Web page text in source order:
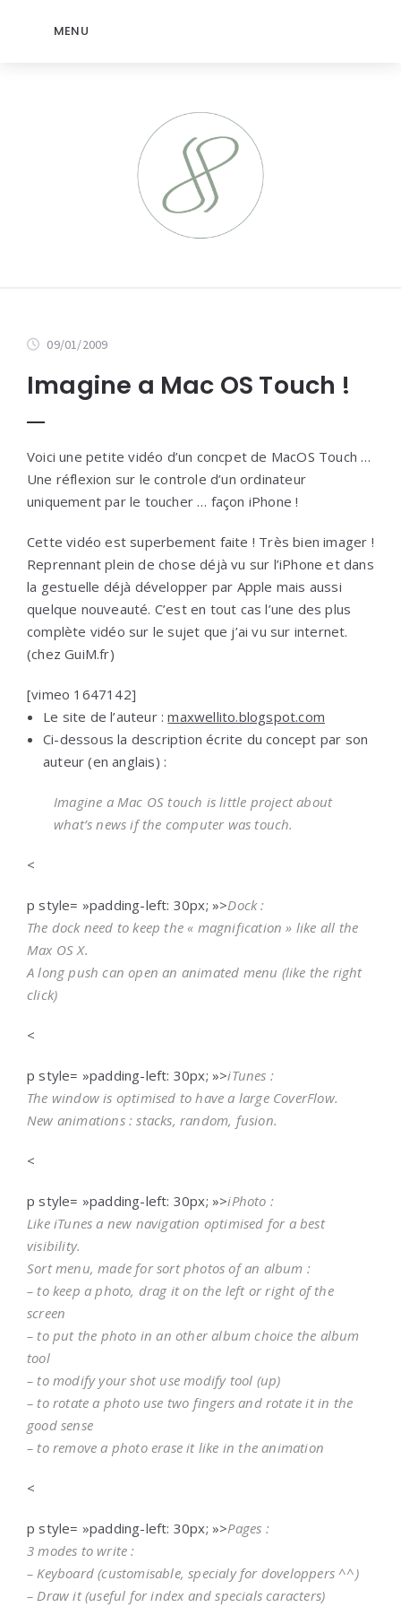
MENU
09/01/2009
Imagine a Mac OS Touch !
Voici une petite vidéo d’un concpet de MacOS Touch …
Une réflexion sur le controle d’un ordinateur
uniquement par le toucher … façon iPhone !
Cette vidéo est superbement faite ! Très bien imager !
Reprennant plein de chose déjà vu sur l’iPhone et dans
la gestuelle déjà développer par Apple mais aussi
quelque nouveauté. C’est en tout cas l’une des plus
complète vidéo sur le sujet que j’ai vu sur internet.
(chez GuiM.fr)
[vimeo 1647142]
Le site de l’auteur :maxwellito.blogspot.com
Ci-dessous la description écrite du concept par son
auteur (en anglais) :
Imagine a Mac OS touch is little project about
what’s news if the computer was touch.
<
p style= »padding-left: 30px; »>Dock :
The dock need to keep the « magnification » like all the
Max OS X.
A long push can open an animated menu (like the right
click)
<
p style= »padding-left: 30px; »>iTunes :
The window is optimised to have a large CoverFlow.
New animations : stacks, random, fusion.
<
p style= »padding-left: 30px; »>iPhoto :
Like iTunes a new navigation optimised for a best
visibility.
Sort menu, made for sort photos of an album :
– to keep a photo, drag it on the left or right of the
screen
– to put the photo in an other album choice the album
tool
– to modify your shot use modify tool (up)
– to rotate a photo use two fingers and rotate it in the
good sense
– to remove a photo erase it like in the animation
<
p style= »padding-left: 30px; »>Pages :
3 modes to write :
– Keyboard (customisable, specialy for doveloppers ^^)
– Draw it (useful for index and specials caracters)